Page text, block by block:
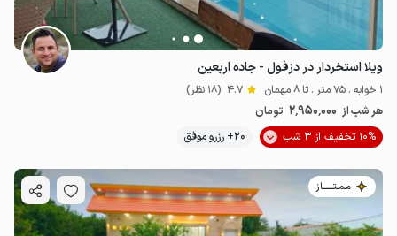
ویلا استخردار در دزفول - جاده اربعین
1 خوابه . 75 متر . تا 8 مهمان 4.7 (18 نظر)
هر شب از 2٬950٬000 تومان
10% تخفیف از 3 شب
20+ رزرو موفق
مـمـتــــــاز